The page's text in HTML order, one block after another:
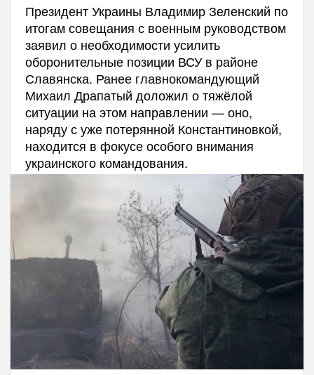
Президент Украины Владимир Зеленский по
итогам совещания с военным руководством
заявил о необходимости усилить
оборонительные позиции ВСУ в районе
Славянска. Ранее главнокомандующий
Михаил Драпатый доложил о тяжёлой
ситуации на этом направлении — оно,
наряду с уже потерянной Константиновкой,
находится в фокусе особого внимания
украинского командования.